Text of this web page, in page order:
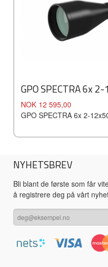
GPO SPECTRA 6x
Pris
NOK 12 595,00
GPO SPECTRA 6x 2-
NYHETSBREV
Bli blant de første som får
å registrere deg på vårt